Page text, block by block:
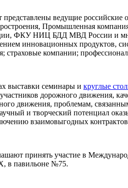
представлены ведущие
Промышленная
ФКУ НИЦ БДД МВД России и
инновационных продуктов,
страховые компании;
выставки семинары и круглые
дорожного движения,
движения, проблемам,
и творческий потенциал
взаимовыгодных
принять участие в
в павильоне №75.